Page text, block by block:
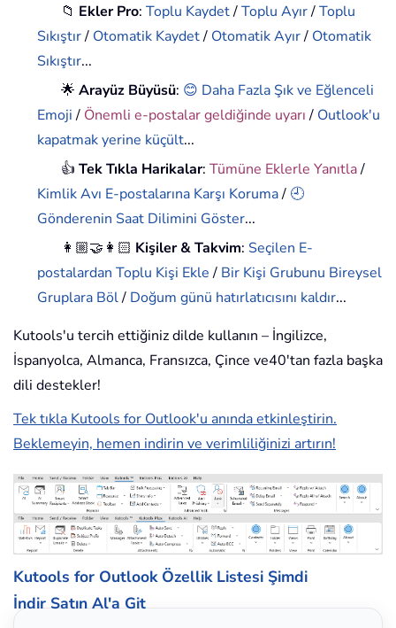
📁 Ekler Pro:Toplu Kaydet/Toplu Ayır/Toplu
Sıkıştır/ Otomatik Kaydet/ Otomatik Ayır/ Otomatik
Sıkıştır...
🌟Arayüz Büyüsü: 😊 Daha Fazla Şık ve Eğlenceli
Emoji/ Önemli e-postalar geldiğinde uyarı/ Outlook'u
kapatmak yerine küçült...
👍Tek Tıkla Harikalar:Tümüne Eklerle Yanıtla/
Kimlik Avı E-postalarına Karşı Koruma/ 🕘
Gönderenin Saat Dilimini Göster...
👩🏼‍🤝‍👩🏻 Kişiler & Takvim: Seçilen E-
postalardan Toplu Kişi Ekle/ Bir Kişi Grubunu Bireysel
Gruplara Böl/ Doğum günü hatırlatıcısını kaldır...
Kutools'u tercih ettiğiniz dilde kullanın – İngilizce,
İspanyolca, Almanca, Fransızca, Çince ve40'tan fazla başka
dili destekler!
Tek tıkla Kutools for Outlook'u anında etkinleştirin.
Beklemeyin, hemen indirin ve verimliliğinizi artırın!
Kutools for Outlook Özellik Listesi Şimdi
İndir Satın Al'a Git